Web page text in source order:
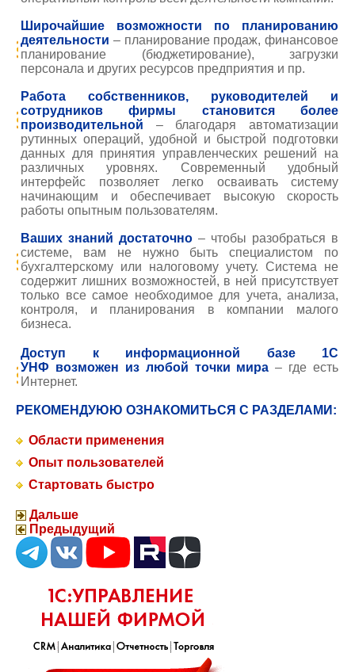
Широчайшие возможности по планированию
деятельности – планирование продаж, финансовое
планирование (бюджетирование), загрузки
персонала и других ресурсов предприятия и пр.
Работа собственников, руководителей и
сотрудников фирмы становится более
производительной – благодаря автоматизации
рутинных операций,удобной и быстрой подготовки
данных для принятия управленческих решений на
различных уровнях. Современный удобный
интерфейс позволяет легко осваивать систему
начинающим и обеспечивает высокую скорость
работы опытным пользователям.
Ваших знаний достаточно – чтобы разобраться в
системе, вам не нужно быть специалистом по
бухгалтерскому или налоговому учету. Система не
содержит лишних возможностей, в ней присутствует
только все самое необходимое для учета, анализа,
контроля, и планирования в компании малого
бизнеса.
Доступ к информационной базе 1С
УНФ возможен из любой точки мира – где есть
Интернет.
РЕКОМЕНДУЮЮ ОЗНАКОМИТЬСЯ С РАЗДЕЛАМИ:
Области применения
Опыт пользователей
Стартовать быстро
Дальше
Предыдущий